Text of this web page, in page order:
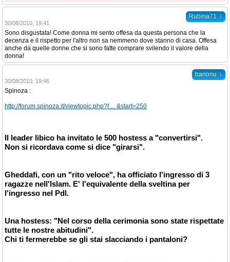
Rubina71 ↓
30/08/2010, 19:41
Sono disgustata! Come donna mi sento offesa da questa persona che la
decenza e il rispetto per l'altro non sa nemmeno dove stanno di casa. Offesa
anche da quelle donne che si sono fatte comprare svilendo il valore della
donna!
barionu ↓
30/08/2010, 19:46
Spinoza :
http://forum.spinoza.it/viewtopic.php?f ... &start=250
Il leader libico ha invitato le 500 hostess a "convertirsi".
Non si ricordava come si dice "girarsi".
Gheddafi, con un "rito veloce", ha officiato l'ingresso di 3
ragazze nell'Islam. E' l'equivalente della sveltina per
l'ingresso nel Pdl.
Una hostess: "Nel corso della cerimonia sono state rispettate
tutte le nostre abitudini".
Chi ti fermerebbe se gli stai slacciando i pantaloni?